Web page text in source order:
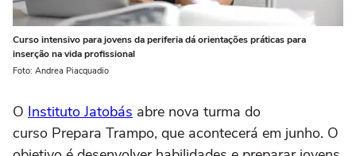
Curso intensivo para jovens da periferia dá orientações práticas para
inserção na vida profissional
Foto: Andrea Piacquadio
O Instituto Jatobás abre nova turma do
curso Prepara Trampo, que acontecerá em junho. O